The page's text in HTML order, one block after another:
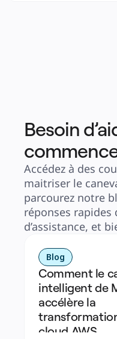
Besoin
Accédez à des
maitriser le
parcourez notre
réponses rapides
d’assistance, et
Blog
Comment le
intelligent de
accélère la
cloud AWS